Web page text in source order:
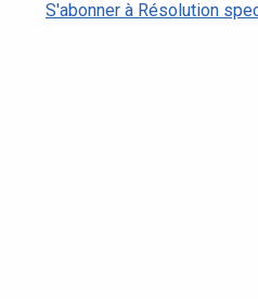
S'abonner à Résolution